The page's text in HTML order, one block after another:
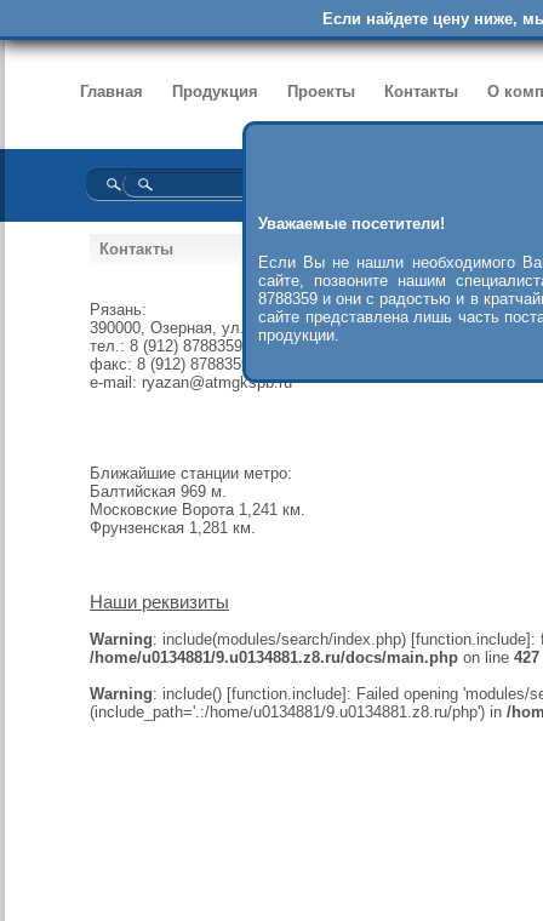
Уважаемые посетители!
Если Вы не нашли необходимого
сайте, позвоните нашим
8788359 и они с радостью и в
сайте представлена лишь часть
продукции.
Если найдете цену ниже,
Главная Продукция Проекты Контакты О
Контакты
Рязань:
390000, Озерная, ул., 30
тел.: 8 (912) 8788359 (Многоканальный)
факс: 8 (912) 8788359
e-mail: ryazan@atmgkspb.ru
Ближайшие станции метро:
Балтийская 969 м.
Московские Ворота 1,241 км.
Фрунзенская 1,281 км.
Наши реквизиты
Warning: include(modules/search/index.php) [function.include]:
/home/u0134881/9.u0134881.z8.ru/docs/main.php on line 427
Warning: include() [function.include]: Failed opening 'modules/
(include_path='.:/home/u0134881/9.u0134881.z8.ru/php') in /